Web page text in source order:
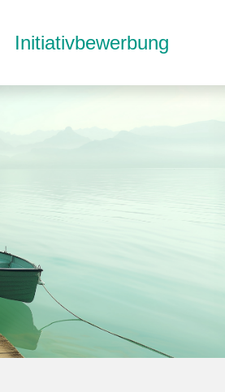
Initiativbewerbung